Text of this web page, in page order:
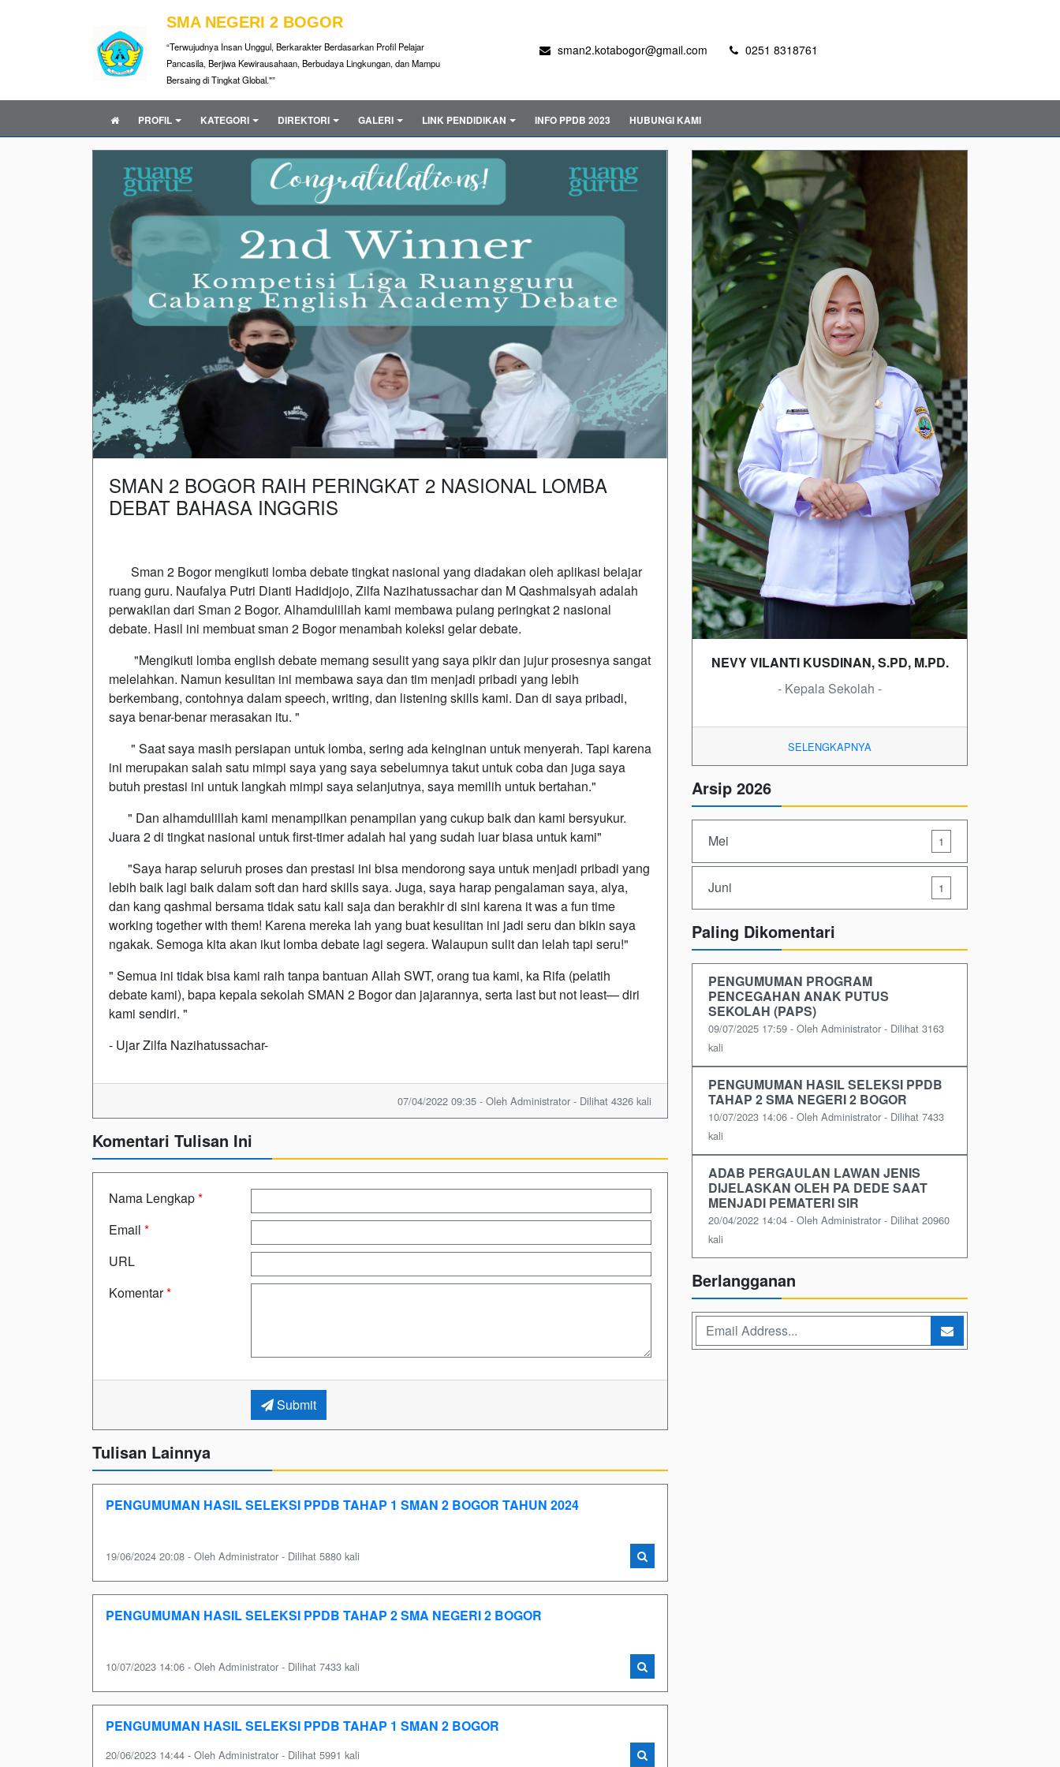
SMA NEGERI 2 BOGOR
“Terwujudnya Insan Unggul, Berkarakter Berdasarkan Profil Pelajar
Pancasila, Berjiwa Kewirausahaan, Berbudaya Lingkungan, dan Mampu
Bersaing di Tingkat Global."”
sman2.kotabogor@gmail.com 0251 8318761
PROFIL KATEGORI DIREKTORI GALERI LINK PENDIDIKAN INFO PPDB 2023 HUBUNGI KAMI
SMAN 2 BOGOR RAIH PERINGKAT 2 NASIONAL LOMBA
DEBAT BAHASA INGGRIS
Sman 2 Bogor mengikuti lomba debate tingkat nasional yang diadakan oleh aplikasi belajar
ruang guru. Naufalya Putri Dianti Hadidjojo, Zilfa Nazihatussachar dan M Qashmalsyah adalah
perwakilan dari Sman 2 Bogor. Alhamdulillah kami membawa pulang peringkat 2 nasional
debate. Hasil ini membuat sman 2 Bogor menambah koleksi gelar debate.
"Mengikuti lomba english debate memang sesulit yang saya pikir dan jujur prosesnya sangat
melelahkan. Namun kesulitan ini membawa saya dan tim menjadi pribadi yang lebih
berkembang, contohnya dalam speech, writing, dan listening skills kami. Dan di saya pribadi,
saya benar-benar merasakan itu. "
" Saat saya masih persiapan untuk lomba, sering ada keinginan untuk menyerah. Tapi karena
ini merupakan salah satu mimpi saya yang saya sebelumnya takut untuk coba dan juga saya
butuh prestasi ini untuk langkah mimpi saya selanjutnya, saya memilih untuk bertahan."
" Dan alhamdulillah kami menampilkan penampilan yang cukup baik dan kami bersyukur.
Juara 2 di tingkat nasional untuk first-timer adalah hal yang sudah luar biasa untuk kami"
"Saya harap seluruh proses dan prestasi ini bisa mendorong saya untuk menjadi pribadi yang
lebih baik lagi baik dalam soft dan hard skills saya. Juga, saya harap pengalaman saya, alya,
dan kang qashmal bersama tidak satu kali saja dan berakhir di sini karena it was a fun time
working together with them! Karena mereka lah yang buat kesulitan ini jadi seru dan bikin saya
ngakak. Semoga kita akan ikut lomba debate lagi segera. Walaupun sulit dan lelah tapi seru!"
" Semua ini tidak bisa kami raih tanpa bantuan Allah SWT, orang tua kami, ka Rifa (pelatih
debate kami), bapa kepala sekolah SMAN 2 Bogor dan jajarannya, serta last but not least— diri
kami sendiri. "
- Ujar Zilfa Nazihatussachar-
07/04/2022 09:35 - Oleh Administrator - Dilihat 4326 kali
Komentari Tulisan Ini
Nama Lengkap*
Email *
URL
Komentar*
Submit
Tulisan Lainnya
PENGUMUMAN HASIL SELEKSI PPDB TAHAP 1 SMAN 2 BOGOR TAHUN 2024
19/06/2024 20:08 - Oleh Administrator - Dilihat 5880 kali
PENGUMUMAN HASIL SELEKSI PPDB TAHAP 2 SMA NEGERI 2 BOGOR
10/07/2023 14:06 - Oleh Administrator - Dilihat 7433 kali
PENGUMUMAN HASIL SELEKSI PPDB TAHAP 1 SMAN 2 BOGOR
20/06/2023 14:44 - Oleh Administrator - Dilihat 5991 kali
NEVY VILANTI KUSDINAN, S.PD, M.PD.
- Kepala Sekolah -
SELENGKAPNYA
Arsip 2026
Mei 1
Juni 1
Paling Dikomentari
PENGUMUMAN PROGRAM
PENCEGAHAN ANAK PUTUS
SEKOLAH (PAPS)
09/07/2025 17:59 - Oleh Administrator - Dilihat 3163
kali
PENGUMUMAN HASIL SELEKSI PPDB
TAHAP 2 SMA NEGERI 2 BOGOR
10/07/2023 14:06 - Oleh Administrator - Dilihat 7433
kali
ADAB PERGAULAN LAWAN JENIS
DIJELASKAN OLEH PA DEDE SAAT
MENJADI PEMATERI SIR
20/04/2022 14:04 - Oleh Administrator - Dilihat 20960
kali
Berlangganan